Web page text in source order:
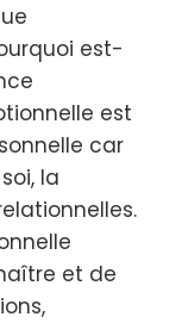
est-
est
car
la
et de